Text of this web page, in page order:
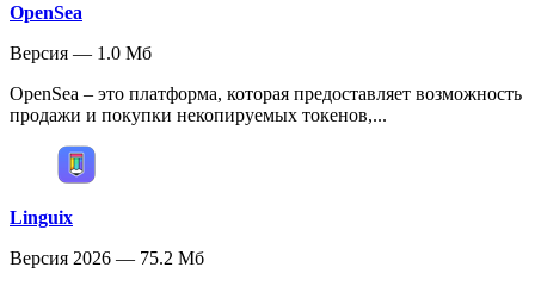
OpenSea
Версия — 1.0 Мб
OpenSea – это платформа, которая предоставляет возможность
продажи и покупки некопируемых токенов,...
Linguix
Версия 2026 — 75.2 Мб